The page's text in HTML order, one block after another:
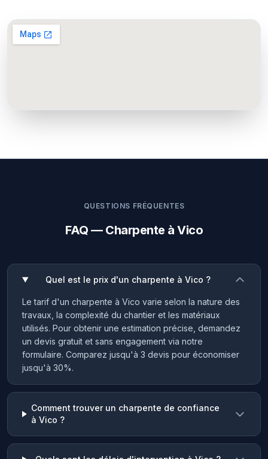
QUESTIONS FRÉQUENTES
FAQ — Charpente à Vico
Quel est le prix d'un charpente à Vico ?
Le tarif d'un charpente à Vico varie selon la nature des
travaux, la complexité du chantier et les matériaux
utilisés. Pour obtenir une estimation précise, demandez
un devis gratuit et sans engagement via notre
formulaire. Comparez jusqu'à 3 devis pour économiser
jusqu'à 30%.
Comment trouver un charpente de confiance
à Vico ?